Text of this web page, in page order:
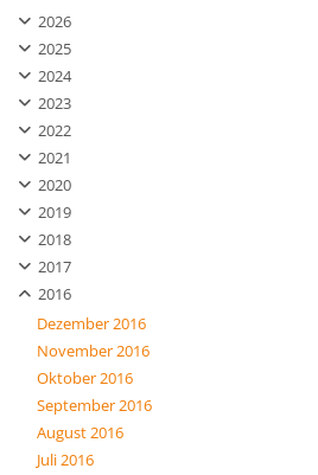
2026
2025
2024
2023
2022
2021
2020
2019
2018
2017
2016
Dezember 2016
November 2016
Oktober 2016
September 2016
August 2016
Juli 2016